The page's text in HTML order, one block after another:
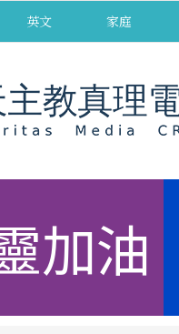
英文 家庭
加油